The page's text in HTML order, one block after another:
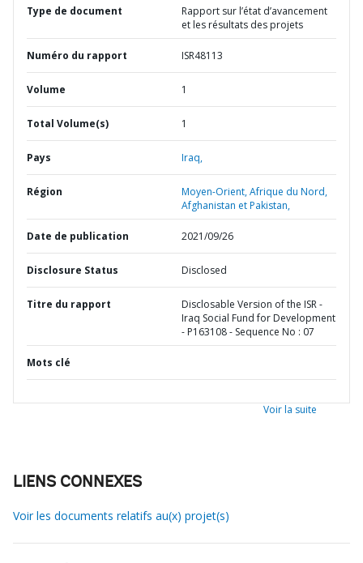
Type de document
Rapport sur l’état d’avancement
et les résultats des projets
Numéro du rapport ISR48113
Volume 1
Total Volume(s) 1
Pays Iraq,
Région
Moyen-Orient, Afrique du Nord,
Afghanistan et Pakistan,
Date de publication 2021/09/26
Disclosure Status Disclosed
Titre du rapport
Disclosable Version of the ISR -
Iraq Social Fund for Development
- P163108 - Sequence No : 07
Mots clé
Voir la suite
LIENS CONNEXES
Voir les documents relatifs au(x) projet(s)